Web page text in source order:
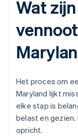
Wat
Het proces om
Maryland lijkt
elke stap is
belast en gezien.
opricht.